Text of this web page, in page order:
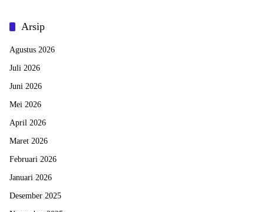
Arsip
Agustus 2026
Juli 2026
Juni 2026
Mei 2026
April 2026
Maret 2026
Februari 2026
Januari 2026
Desember 2025